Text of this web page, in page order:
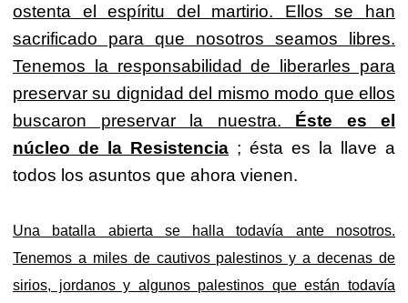
ostenta el espíritu del martirio. Ellos se han
sacrificado para que nosotros seamos libres.
Tenemos la responsabilidad de liberarles para
preservar su dignidad del mismo modo que ellos
buscaron preservar la nuestra. Éste es el
núcleo de la Resistencia ; ésta es la llave a
todos los asuntos que ahora vienen.
Una batalla abierta se halla todavía ante nosotros.
Tenemos a miles de cautivos palestinos y a decenas de
sirios, jordanos y algunos palestinos que están todavía